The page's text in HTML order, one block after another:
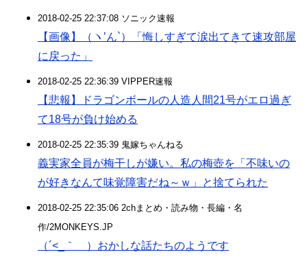
2018-02-25 22:37:08 ソニック速報
【画像】（ヽ’ん`）「悔しすぎて涙出てきて速攻部屋
に戻った」
2018-02-25 22:36:39 VIPPER速報
【悲報】ドラゴンボールの人造人間21号がエロ過ぎ
て18号が負け始める
2018-02-25 22:35:39 鬼嫁ちゃんねる
義実家全員が梅干しが嫌い。私の梅壺を「不味いの
が好きなんて味覚障害だね～ｗ」と捨てられた
2018-02-25 22:35:06 2chまとめ・読み物・長編・名
作/2MONKEYS.JP
（´<_｀ ）おかしな話たちのようです